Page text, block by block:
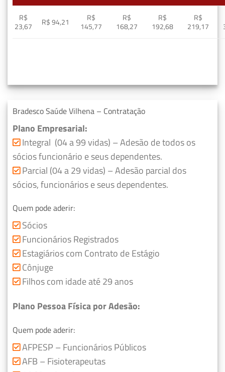
R$
23,67
R$ 94,21
R$
145,77
R$
168,27
R$
192,68
R$
219,17
Bradesco Saúde Vilhena – Contratação
Plano Empresarial:
Integral (04 a 99 vidas) – Adesão de todos os
sócios funcionário e seus dependentes.
Parcial (04 a 29 vidas) – Adesão parcial dos
sócios, funcionários e seus dependentes.
Quem pode aderir:
Sócios
Funcionários Registrados
Estagiários com Contrato de Estágio
Cônjuge
Filhos com idade até 29 anos
Plano Pessoa Física por Adesão:
Quem pode aderir:
AFPESP – Funcionários Públicos
AFB – Fisioterapeutas